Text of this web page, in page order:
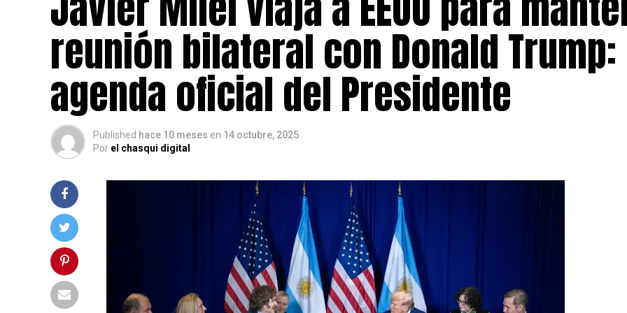
reunión bilateral con Donald
agenda oficial del Presidente
Published hace 10 meses en 14 octubre, 2025
Por el chasqui digital